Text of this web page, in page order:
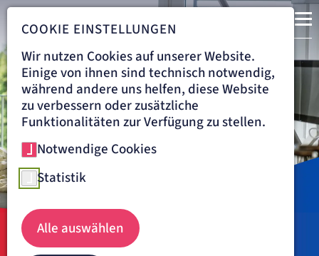
Navigationspfad
MSK AUFENTHALT
COOKIE EINSTELLUNGEN
Wir nutzen Cookies auf unserer Website.
Einige von ihnen sind technisch notwendig,
während andere uns helfen, diese Website
zu verbessern oder zusätzliche
Funktionalitäten zur Verfügung zu stellen.
Notwendige Cookies
Statistik
Alle auswählen